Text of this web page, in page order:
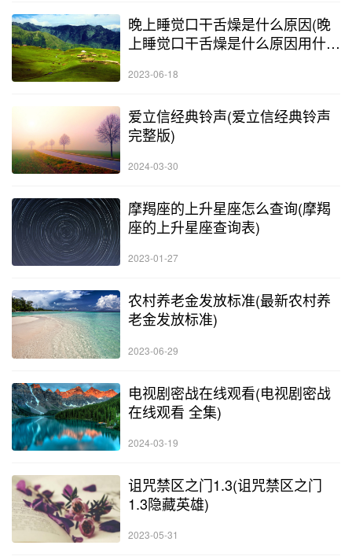
晚上睡觉口干舌燥是什么原因(晚
上睡觉口干舌燥是什么原因用什么
2023-06-18
爱立信经典铃声(爱立信经典铃声
完整版)
2024-03-30
摩羯座的上升星座怎么查询(摩羯
座的上升星座查询表)
2023-01-27
农村养老金发放标准(最新农村养
老金发放标准)
2023-06-29
电视剧密战在线观看(电视剧密战
在线观看 全集)
2024-03-19
诅咒禁区之门1.3(诅咒禁区之门
1.3隐藏英雄)
2023-05-31